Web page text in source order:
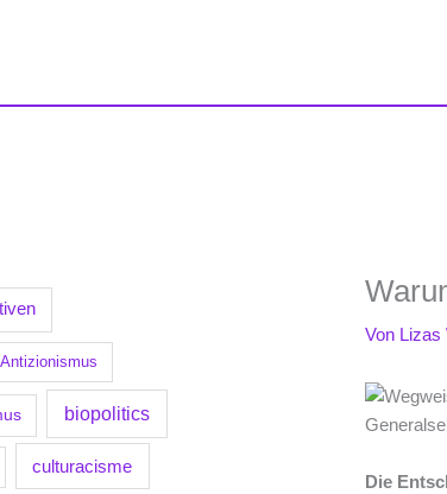
Antizionismus
biopolitics
culturacisme
Von
Die